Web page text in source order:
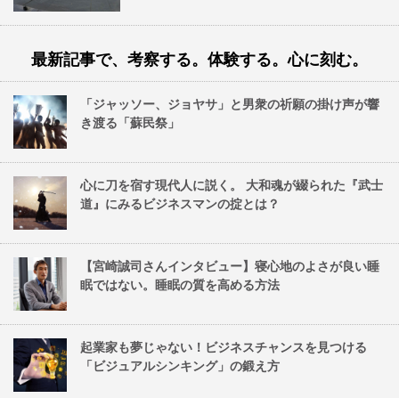
最新記事で、考察する。体験する。心に刻む。
「ジャッソー、ジョヤサ」と男衆の祈願の掛け声が響
き渡る「蘇民祭」
心に刀を宿す現代人に説く。 大和魂が綴られた『武士
道』にみるビジネスマンの掟とは？
【宮崎誠司さんインタビュー】寝心地のよさが良い睡
眠ではない。睡眠の質を高める方法
起業家も夢じゃない！ビジネスチャンスを見つける
「ビジュアルシンキング」の鍛え方